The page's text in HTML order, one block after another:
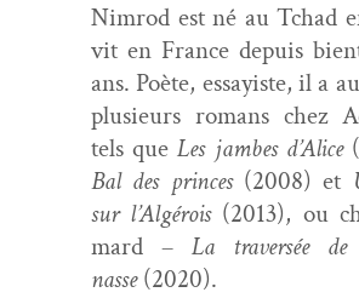
Nim­rod est né au Tchad
vit en France depuis
ans. Poète, essay­iste, il a
plusieurs romans chez
tels que Les jambes d’Alice
Bal des princes (2008) et
sur l’Algérois (2013), ou
mard – La tra­ver­sée
nasse (2020).